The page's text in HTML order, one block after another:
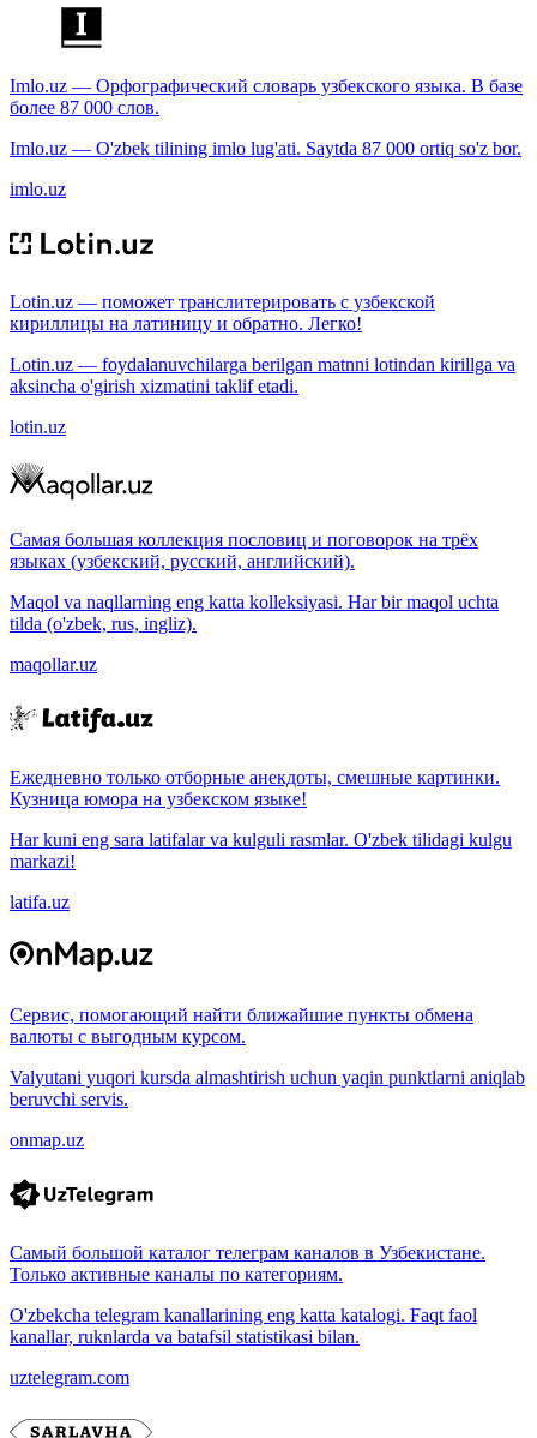
Imlo.uz — Орфографический словарь узбекского языка. В базе
более 87 000 слов.
Imlo.uz — O'zbek tilining imlo lug'ati. Saytda 87 000 ortiq so'z bor.
imlo.uz
Lotin.uz — поможет транслитерировать с узбекской
кириллицы на латиницу и обратно. Легко!
Lotin.uz — foydalanuvchilarga berilgan matnni lotindan kirillga va
aksincha o'girish xizmatini taklif etadi.
lotin.uz
Самая большая коллекция пословиц и поговорок на трёх
языках (узбекский, русский, английский).
Maqol va naqllarning eng katta kolleksiyasi. Har bir maqol uchta
tilda (o'zbek, rus, ingliz).
maqollar.uz
Ежедневно только отборные анекдоты, смешные картинки.
Кузница юмора на узбекском языке!
Har kuni eng sara latifalar va kulguli rasmlar. O'zbek tilidagi kulgu
markazi!
latifa.uz
Сервис, помогающий найти ближайшие пункты обмена
валюты с выгодным курсом.
Valyutani yuqori kursda almashtirish uchun yaqin punktlarni aniqlab
beruvchi servis.
onmap.uz
Самый большой каталог телеграм каналов в Узбекистане.
Только активные каналы по категориям.
O'zbekcha telegram kanallarining eng katta katalogi. Faqt faol
kanallar, ruknlarda va batafsil statistikasi bilan.
uztelegram.com